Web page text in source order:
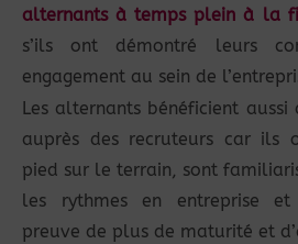
alternants à temps plein à la
s’ils ont démontré leurs
engagement au sein de
Les alternants bénéficient aussi
auprès des recruteurs car ils
pied sur le terrain, sont
les rythmes en entreprise et
preuve de plus de maturité et